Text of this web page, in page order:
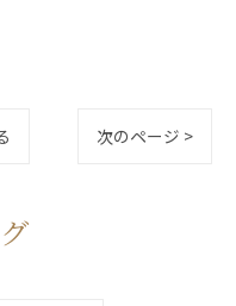
次のページ >